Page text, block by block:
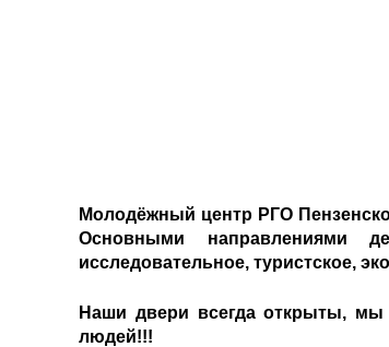
Молодёжный центр РГО
Основными направлениями
исследовательное, туристское,
Наши двери всегда открыты, мы
людей!!!